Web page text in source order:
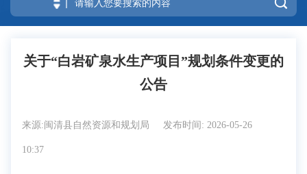
关于“白岩矿泉水生产项目”规划条件变更的
公告
来源:闽清县自然资源和规划局 发布时间: 2026-05-26
10:37